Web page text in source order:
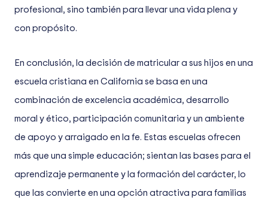
profesional, sino también para llevar una vida plena y
con propósito.
En conclusión, la decisión de matricular a sus hijos en una
escuela cristiana en California se basa en una
combinación de excelencia académica, desarrollo
moral y ético, participación comunitaria y un ambiente
de apoyo y arraigado en la fe. Estas escuelas ofrecen
más que una simple educación; sientan las bases para el
aprendizaje permanente y la formación del carácter, lo
que las convierte en una opción atractiva para familias